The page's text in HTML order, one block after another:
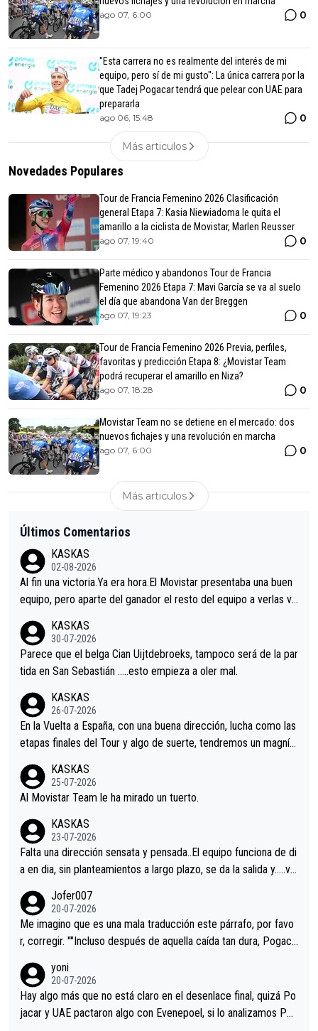
ago 07, 6:00 0
"Esta carrera no es realmente del interés de mi
equipo, pero sí de mi gusto": La única carrera por la
que Tadej Pogacar tendrá que pelear con UAE para
prepararla
ago 06, 15:48 0
Más articulos
Novedades Populares
Tour de Francia Femenino 2026 Clasificación
general Etapa 7: Kasia Niewiadoma le quita el
amarillo a la ciclista de Movistar, Marlen Reusser
ago 07, 19:40 0
Parte médico y abandonos Tour de Francia
Femenino 2026 Etapa 7: Mavi García se va al suelo
el día que abandona Van der Breggen
ago 07, 19:23 0
Tour de Francia Femenino 2026 Previa, perfiles,
favoritas y predicción Etapa 8: ¿Movistar Team
podrá recuperar el amarillo en Niza?
ago 07, 18:28 0
Movistar Team no se detiene en el mercado: dos
nuevos fichajes y una revolución en marcha
ago 07, 6:00 0
Más articulos
Últimos Comentarios
KASKAS
02-08-2026
Al fin una victoria.Ya era hora.El Movistar presentaba una buen
equipo, pero aparte del ganador el resto del equipo a verlas ve
s.La única buena noticia es la mejoría de Enric Más en San Seb
astian.Si en la Vuelta a Burgos sigue la mejoría, podríamos ten
er alguna sorpresa en la Vuelta.Ojalá.
KASKAS
30-07-2026
Parece que el belga Cian Uijtdebroeks, tampoco será de la par
tida en San Sebastián …..esto empieza a oler mal.
KASKAS
26-07-2026
En la Vuelta a España, con una buena dirección, lucha como las
etapas finales del Tour y algo de suerte, tendremos un magnífi
KASKAS
25-07-2026
Al Movistar Team le ha mirado un tuerto.
KASKAS
23-07-2026
Falta una dirección sensata y pensada..El equipo funciona de di
a en dia, sin planteamientos a largo plazo, se da la salida y…..ve
Minguez, Velez etc etc.Me da pena vivir estos momentos tan
tristes sin victorias.
Jofer007
20-07-2026
Me imagino que es una mala traducción este párrafo, por favo
r, corregir. ""Incluso después de aquella caída tan dura, Pogaca
permaneció pegado a su rueda. Parecía increíble la forma en l
a que era capaz de controlar el miedo", recordó."
yoni
20-07-2026
Hay algo más que no está claro en el desenlace final, quizá Po
jacar y UAE pactaron algo con Evenepoel, si lo analizamos Poj